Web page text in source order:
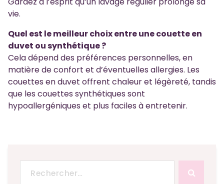
vie.
Quel est le meilleur choix entre une couette en
duvet ou synthétique ?
Cela dépend des préférences personnelles, en
matière de confort et d’éventuelles allergies. Les
couettes en duvet offrent chaleur et légèreté, tandis
que les couettes synthétiques sont
hypoallergéniques et plus faciles à entretenir.
pour :